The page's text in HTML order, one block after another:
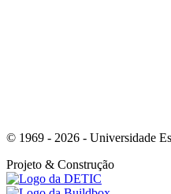
© 1969 - 2026 - Universidade
Projeto & Construção